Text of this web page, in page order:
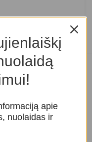
apie
nuolaidas ir